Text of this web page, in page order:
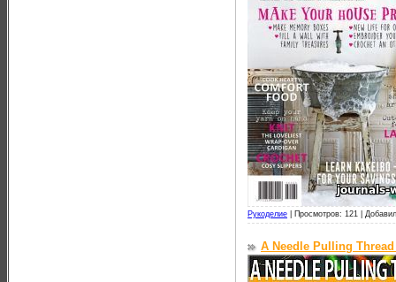
Рукоделие Просмотров: 121 |
A Needle Pulling